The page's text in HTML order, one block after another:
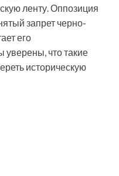
ленту. Оппозиция
запрет черно-
его
уверены, что такие
историческую